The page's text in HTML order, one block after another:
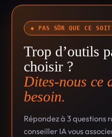
◆ PAS SÛR QUE CE
Trop d’outils
choisir ?
Dites-nous ce
besoin.
Répondez à 3 questions
conseiller IA vous